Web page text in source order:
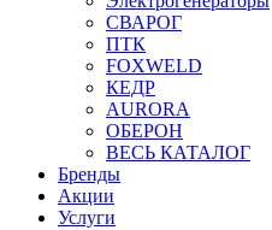
СВАРОГ
ПТК
FOXWELD
КЕДР
AURORA
ОБЕРОН
ВЕСЬ КАТАЛОГ
Бренды
Акции
Услуги